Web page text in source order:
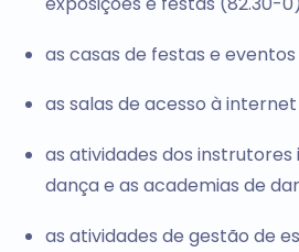
as casas de festas e
as salas de acesso à
as atividades dos
dança e as academias de
as atividades de gestão de